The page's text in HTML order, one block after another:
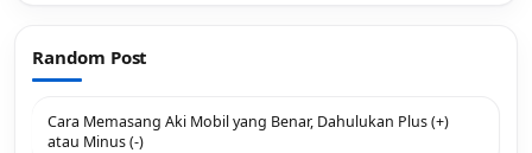
Random Post
Cara Memasang Aki Mobil yang Benar, Dahulukan Plus (+)
atau Minus (-)